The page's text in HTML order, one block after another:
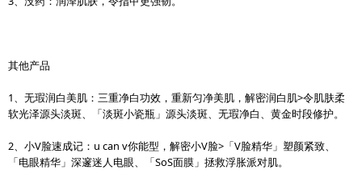
其他产品
1、无瑕润白美肌：三重净白功效，重新匀净美肌，解密润白肌>令肌肤柔
软光泽源头淡斑、「淡斑小瓷瓶」源头淡斑、无瑕净白、黄金时段修护。
2、小V脸速成记：u can v你能型，解密小V脸>「V脸精华」塑颜紧致、
「电眼精华」深邃迷人电眼、「SoS面膜」拯救浮胀派对肌。